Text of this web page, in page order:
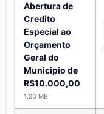
Abertura de
Credito
Especial ao
Orçamento
Geral do
Municipio de
R$10.000,00
1,20 MB